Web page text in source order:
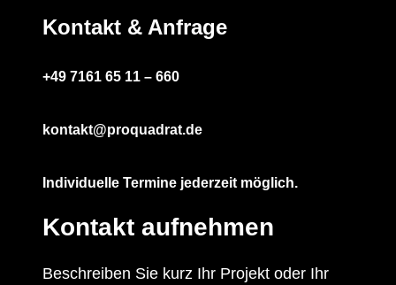
Kontakt & Anfrage
+49 7161 65 11 – 660
kontakt@proquadrat.de
Individuelle Termine jederzeit möglich.
Kontakt aufnehmen
Beschreiben Sie kurz Ihr Projekt oder Ihr